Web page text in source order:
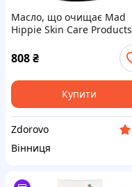
Масло, що очищає Mad
Hippie Skin Care Products
808₴
Купити
Zdorovo
Вінниця